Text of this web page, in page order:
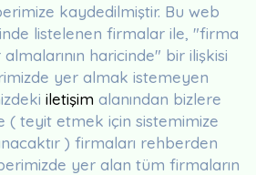
kaydedilmiştir. Bu web
listelenen firmalar ile, "firma
haricinde" bir ilişkisi
yer almak istemeyen
iletişim alanından bizlere
( teyit etmek için sistemimize
) firmaları rehberden
yer alan tüm firmaların